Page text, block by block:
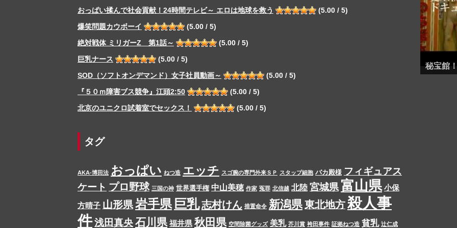
おっぱい揉んで社会貢献！24時間テレビ～ エロは地球を救う
(5.00 / 5)
爆笑問題カウボーイ
(5.00 / 5)
絶対戦体 ミリガーZ 第1話～
(5.00 / 5)
巨乳ナース
(5.00 / 5)
SOD（ソフトオンデマンド）女子社員動画～
(5.00 / 5)
『５０ｍ障害ブス競争』江頭2:50
(5.00 / 5)
北京のユニクロ試着室でセックス！
(5.00 / 5)
タグ
AKA-博田法 おっぱい ねつ造 エッチ スゴ腕の専門外来ＳＰ スタップ細胞 バカ殿様 フィギュアス
ケート プロ野球 三国の神 世界選手権 中山美穂 作家 冤罪 北信越 北陸 宮城県 富山県 小保
方晴子 山形県岩手県 巨乳志村けん 措置命令 新潟県東北地方殺人事
件浅田真央石川県 福井県 秋田県 空間除菌グッズ 美乳 芥川賞 袴田事件 証拠ねつ造 貧乳 辻仁成
秘宝館